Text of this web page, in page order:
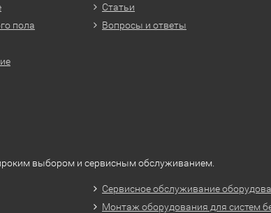
пола
Статьи
Вопросы и ответы
выбором и сервисным обслуживанием.
Сервисное обслуживание
Монтаж оборудования для систем